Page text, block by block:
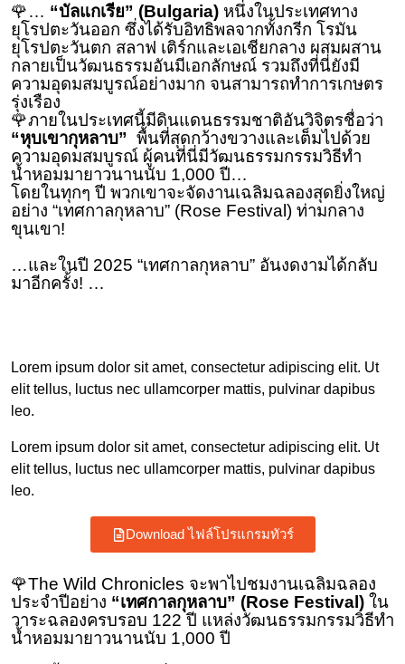
🌹… “บัลแกเรีย” (Bulgaria) หนึ่งในประเทศทาง
ยุโรปตะวันออก ซึ่งได้รับอิทธิพลจากทั้งกรีก โรมัน
ยุโรปตะวันตก สลาฟ เติร์กและเอเชียกลาง ผสมผสาน
กลายเป็นวัฒนธรรมอันมีเอกลักษณ์ รวมถึงที่นี่ยังมี
ความอุดมสมบูรณ์อย่างมาก จนสามารถทำการเกษตร
รุ่งเรือง
🌹ภายในประเทศนี้มีดินแดนธรรมชาติอันวิจิตรชื่อว่า
“หุบเขากุหลาบ” พื้นที่สุดกว้างขวางและเต็มไปด้วย
ความอุดมสมบูรณ์ ผู้คนที่นี่มีวัฒนธรรมกรรมวิธีทำ
น้ำหอมมายาวนานนับ 1,000 ปี…
โดยในทุกๆ ปี พวกเขาจะจัดงานเฉลิมฉลองสุดยิ่งใหญ่
อย่าง “เทศกาลกุหลาบ” (Rose Festival) ท่ามกลาง
ขุนเขา!
…และในปี 2025 “เทศกาลกุหลาบ” อันงดงามได้กลับ
มาอีกครั้ง! …
Lorem ipsum dolor sit amet, consectetur adipiscing elit. Ut
elit tellus, luctus nec ullamcorper mattis, pulvinar dapibus
leo.
Lorem ipsum dolor sit amet, consectetur adipiscing elit. Ut
elit tellus, luctus nec ullamcorper mattis, pulvinar dapibus
leo.
Download ไฟล์โปรแกรมทัวร์
🌹The Wild Chronicles จะพาไปชมงานเฉลิมฉลอง
ประจำปีอย่าง “เทศกาลกุหลาบ” (Rose Festival) ใน
วาระฉลองครบรอบ 122 ปี แหล่งวัฒนธรรมกรรมวิธีทำ
น้ำหอมมายาวนานนับ 1,000 ปี